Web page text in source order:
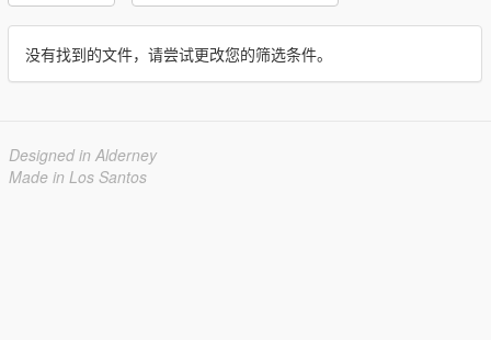
没有找到的文件，请尝试更改您的筛选条件。
Designed in Alderney
Made in Los Santos